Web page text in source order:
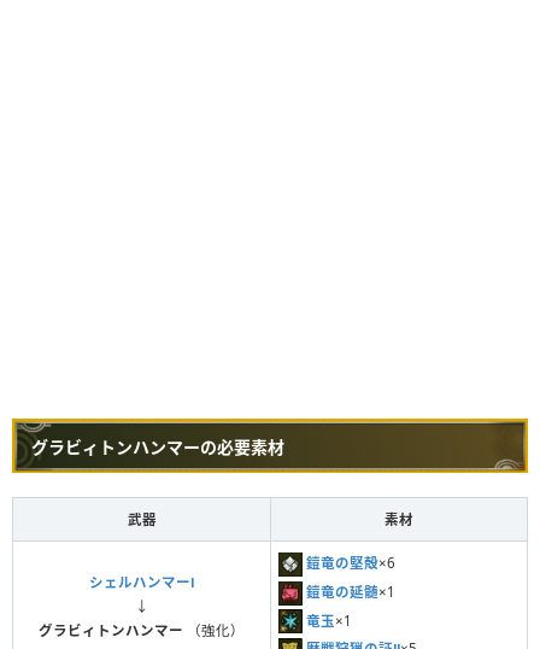
グラビィトンハンマーの必要素材
武器 素材
シェルハンマーⅠ
↓
グラビィトンハンマー （強化）
鎧竜の堅殻×6
鎧竜の延髄×1
竜玉×1